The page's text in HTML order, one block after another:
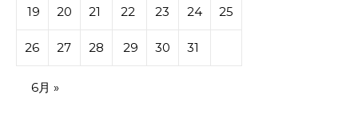
19 20 21 22 23 24 25
26 27 28 29 30 31
6月 »